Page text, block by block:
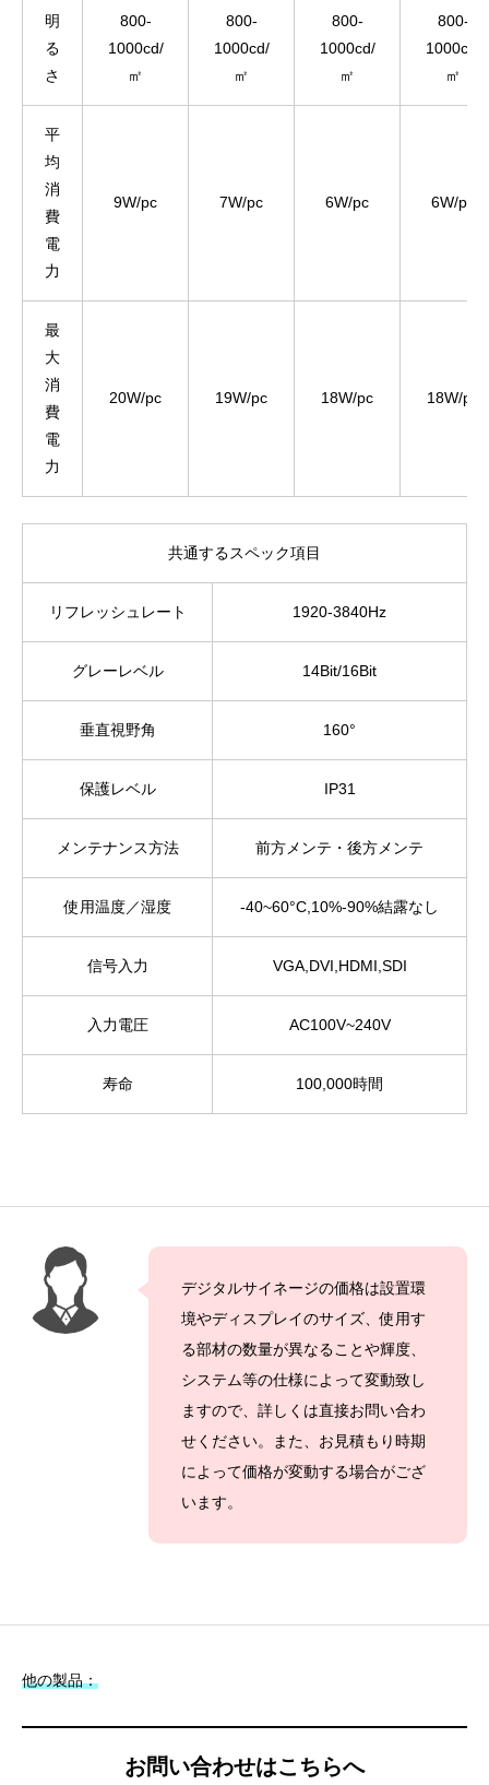
明
る
さ
800-
1000cd/
㎡
800-
1000cd/
㎡
800-
1000cd/
㎡
800-
1000cd/
㎡
平
均
消
費
電
力
9W/pc 7W/pc 6W/pc 6W/pc
最
大
消
費
電
力
20W/pc 19W/pc 18W/pc 18W/pc
共通するスペック項目
リフレッシュレート 1920-3840Hz
グレーレベル 14Bit/16Bit
垂直視野角 160°
保護レベル IP31
メンテナンス方法 前方メンテ・後方メンテ
使用温度／湿度 -40~60°C,10%-90%結露なし
信号入力 VGA,DVI,HDMI,SDI
入力電圧 AC100V~240V
寿命 100,000時間
デジタルサイネージの価格は設置環
境やディスプレイのサイズ、使用す
る部材の数量が異なることや輝度、
システム等の仕様によって変動致し
ますので、詳しくは直接お問い合わ
せください。また、お見積もり時期
によって価格が変動する場合がござ
います。
他の製品：
お問い合わせはこちらへ